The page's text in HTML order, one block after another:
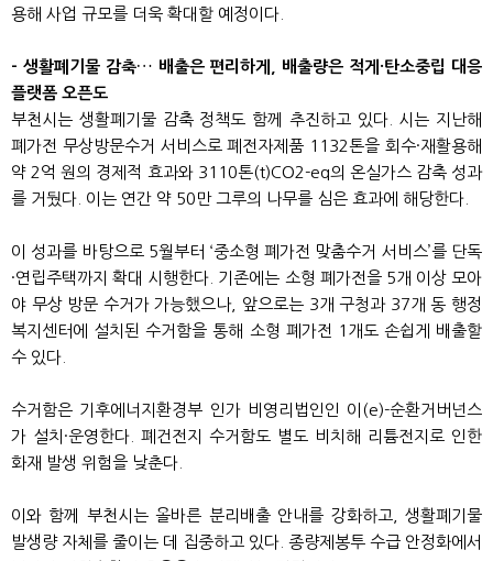
용해 사업 규모를 더욱 확대할 예정이다.
- 생활폐기물 감축… 배출은 편리하게, 배출량은 적게·탄소중립 대응
플랫폼 오픈도
부천시는 생활폐기물 감축 정책도 함께 추진하고 있다. 시는 지난해
폐가전 무상방문수거 서비스로 폐전자제품 1132톤을 회수·재활용해
약 2억 원의 경제적 효과와 3110톤(t)CO2-eq의 온실가스 감축 성과
를 거뒀다. 이는 연간 약 50만 그루의 나무를 심은 효과에 해당한다.
이 성과를 바탕으로 5월부터 ‘중소형 폐가전 맞춤수거 서비스’를 단독
·연립주택까지 확대 시행한다. 기존에는 소형 폐가전을 5개 이상 모아
야 무상 방문 수거가 가능했으나, 앞으로는 3개 구청과 37개 동 행정
복지센터에 설치된 수거함을 통해 소형 폐가전 1개도 손쉽게 배출할
수 있다.
수거함은 기후에너지환경부 인가 비영리법인인 이(e)-순환거버넌스
가 설치·운영한다. 폐건전지 수거함도 별도 비치해 리튬전지로 인한
화재 발생 위험을 낮춘다.
이와 함께 부천시는 올바른 분리배출 안내를 강화하고, 생활폐기물
발생량 자체를 줄이는 데 집중하고 있다. 종량제봉투 수급 안정화에서